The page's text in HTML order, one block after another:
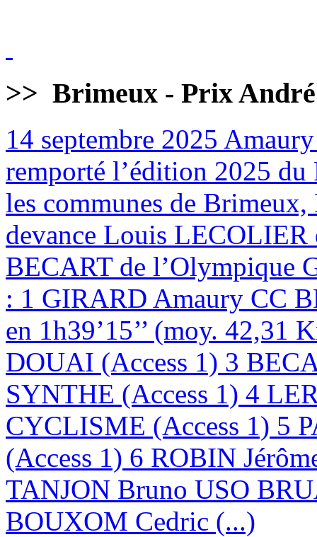
>> Brimeux - Prix André
14 septembre 2025
remporté l’édition 2025
les communes de
devance Louis
BECART de l’Olympique
: 1 GIRARD Amaury CC
en 1h39’15’’ (moy.
DOUAI (Access 1) 3
SYNTHE (Access 1) 4
CYCLISME (Access 1) 5
(Access 1) 6 ROBIN
TANJON Bruno USO
BOUXOM Cedric (...)